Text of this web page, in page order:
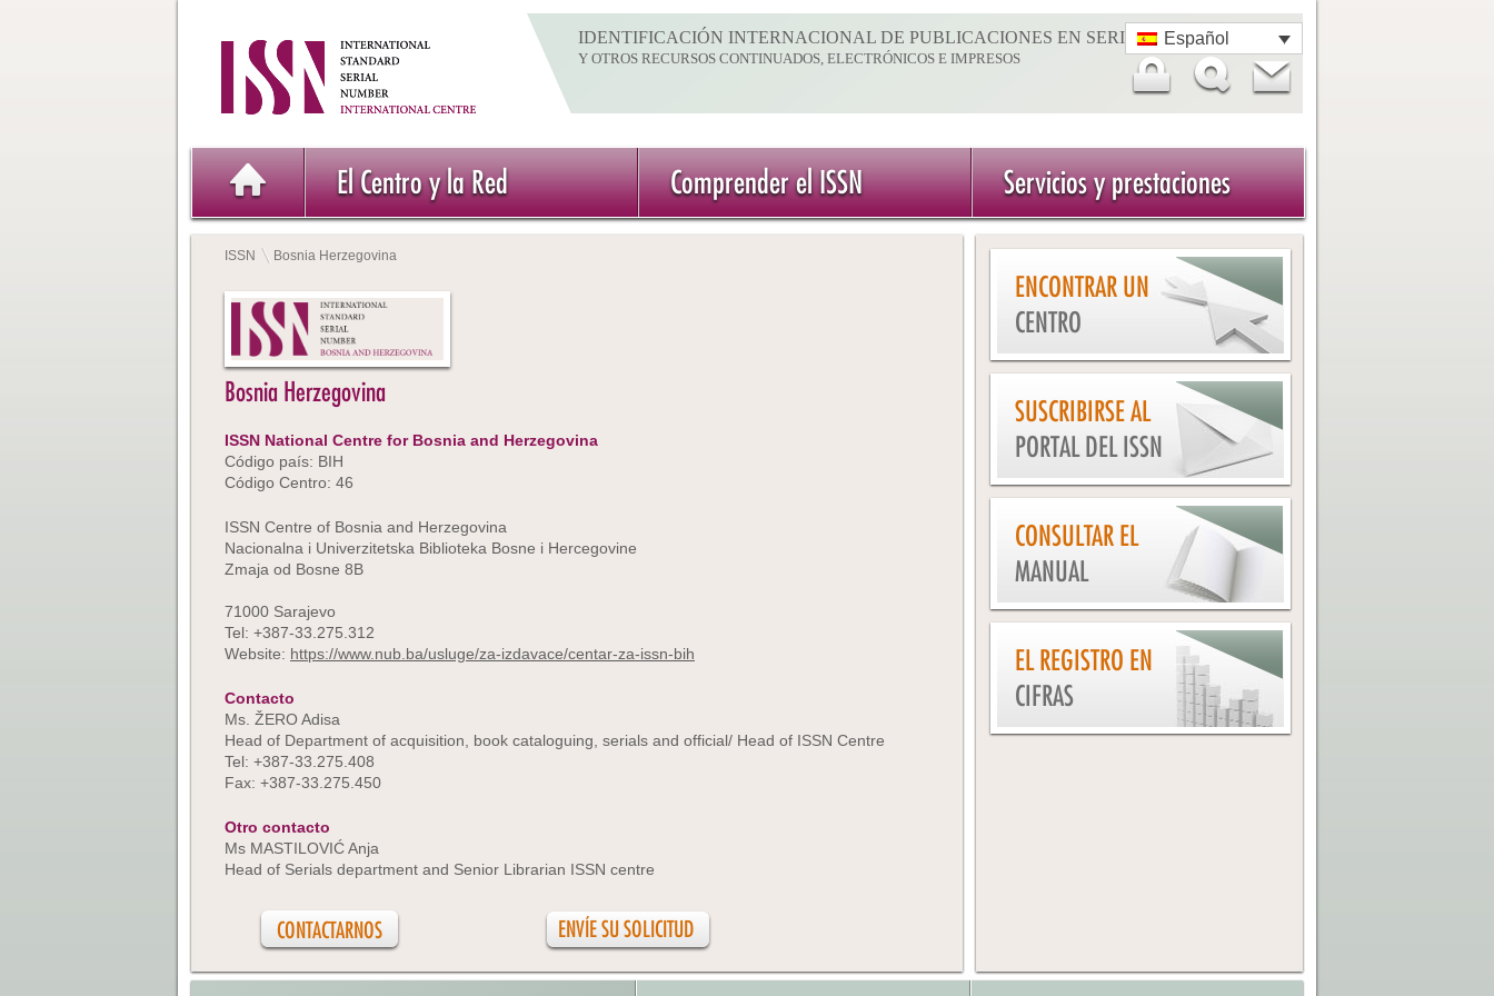
IDENTIFICACIÓN INTERNACIONAL DE PUBLICACIONES EN SERIE
Y OTROS RECURSOS CONTINUADOS, ELECTRÓNICOS E IMPRESOS
Español
El Centro y la Red Comprender el ISSN Servicios y prestaciones
ISSN Bosnia Herzegovina
Bosnia Herzegovina
ISSN National Centre for Bosnia and Herzegovina
Código país: BIH
Código Centro: 46
ISSN Centre of Bosnia and Herzegovina
Nacionalna i Univerzitetska Biblioteka Bosne i Hercegovine
Zmaja od Bosne 8B
71000 Sarajevo
Tel: +387-33.275.312
Website: https://www.nub.ba/usluge/za-izdavace/centar-za-issn-bih
CONTACTARNOS
Contacto
Ms. ŽERO Adisa
Head of Department of acquisition, book cataloguing, serials and official/ Head of ISSN Centre
Tel: +387-33.275.408
Fax: +387-33.275.450
Otro contacto
Ms MASTILOVIĆ Anja
Head of Serials department and Senior Librarian ISSN centre
ENCONTRAR UN
CENTRO
SUSCRIBIRSE AL
PORTAL DEL ISSN
CONSULTAR EL
MANUAL
EL REGISTRO EN
CIFRAS